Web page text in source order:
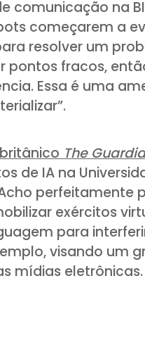
comunicação na
começarem a
resolver um
pontos fracos,
Essa é uma
The
de IA na
perfeitamente
exércitos
para
visando um
mídias